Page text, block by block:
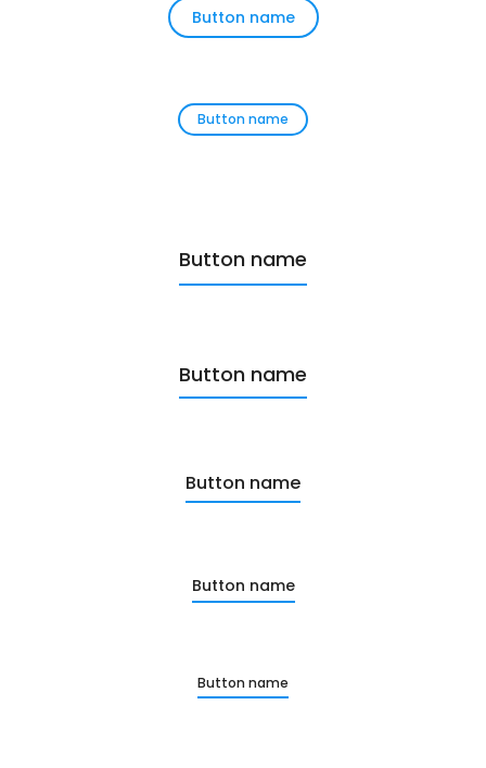
Button name
Button name
Button name
Button name
Button name
Button name
Button name